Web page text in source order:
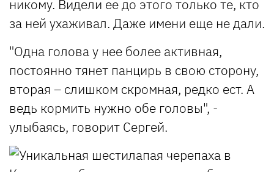
никому. Видели ее до этого только те, кто
за ней ухаживал. Даже имени еще не дали.
"Одна голова у нее более активная,
постоянно тянет панцирь в свою сторону,
вторая – слишком скромная, редко ест. А
ведь кормить нужно обе головы", -
улыбаясь, говорит Сергей.